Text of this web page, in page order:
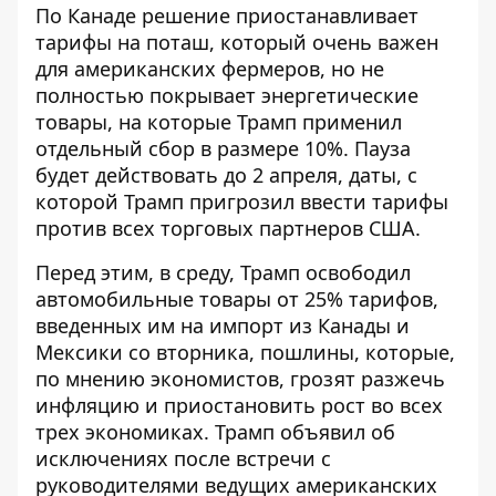
По Канаде решение приостанавливает
тарифы на поташ, который очень важен
для американских фермеров, но не
полностью покрывает энергетические
товары, на которые Трамп применил
отдельный сбор в размере 10%. Пауза
будет действовать до 2 апреля, даты, с
которой Трамп пригрозил ввести тарифы
против всех торговых партнеров США.
Перед этим, в среду, Трамп освободил
автомобильные товары от 25% тарифов,
введенных им на импорт из Канады и
Мексики со вторника, пошлины, которые,
по мнению экономистов, грозят разжечь
инфляцию и приостановить рост во всех
трех экономиках. Трамп объявил об
исключениях после встречи с
руководителями ведущих американских